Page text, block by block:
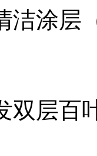
洁涂层
双层百